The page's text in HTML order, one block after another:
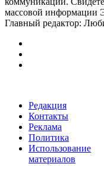
массовой информации
Главный редактор:
Редакция
Контакты
Реклама
Политика
Использование
материалов